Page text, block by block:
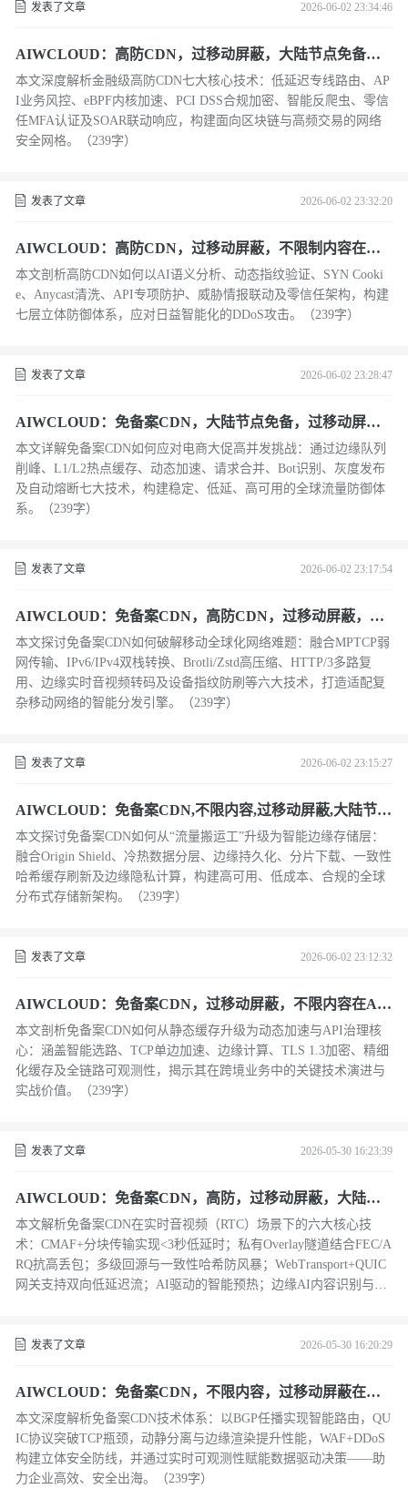
发表了文章 2026-06-02 23:34:46
AIWCLOUD：高防CDN，过移动屏蔽，大陆节点免备在
金融级交易系统与API经济中的深度防护
本文深度解析金融级高防CDN七大核心技术：低延迟专线路由、AP
I业务风控、eBPF内核加速、PCI DSS合规加密、智能反爬虫、零信
任MFA认证及SOAR联动响应，构建面向区块链与高频交易的网络
安全网格。（239字）
发表了文章 2026-06-02 23:32:20
AIWCLOUD：高防CDN，过移动屏蔽，不限制内容在应
对新型应用层攻击中的防御进化
本文剖析高防CDN如何以AI语义分析、动态指纹验证、SYN Cooki
e、Anycast清洗、API专项防护、威胁情报联动及零信任架构，构建
七层立体防御体系，应对日益智能化的DDoS攻击。（239字）
发表了文章 2026-06-02 23:28:47
AIWCLOUD：免备案CDN，大陆节点免备，过移动屏
蔽，在电商大促与高并发秒杀场景下的架构博弈
本文详解免备案CDN如何应对电商大促高并发挑战：通过边缘队列
削峰、L1/L2热点缓存、动态加速、请求合并、Bot识别、灰度发布
及自动熔断七大技术，构建稳定、低延、高可用的全球流量防御体
系。（239字）
发表了文章 2026-06-02 23:17:54
AIWCLOUD：免备案CDN，高防CDN，过移动屏蔽，在
移动端弱网优化与IPv6过渡中的技术突围
本文探讨免备案CDN如何破解移动全球化网络难题：融合MPTCP弱
网传输、IPv6/IPv4双栈转换、Brotli/Zstd高压缩、HTTP/3多路复
用、边缘实时音视频转码及设备指纹防刷等六大技术，打造适配复
杂移动网络的智能分发引擎。（239字）
发表了文章 2026-06-02 23:15:27
AIWCLOUD：免备案CDN,不限内容,过移动屏蔽,大陆节点
免备在冷热数据分层策略
本文探讨免备案CDN如何从“流量搬运工”升级为智能边缘存储层：
融合Origin Shield、冷热数据分层、边缘持久化、分片下载、一致性
哈希缓存刷新及边缘隐私计算，构建高可用、低成本、合规的全球
分布式存储新架构。（239字）
发表了文章 2026-06-02 23:12:32
AIWCLOUD：免备案CDN，过移动屏蔽，不限内容在API
加速与微服务治理中的技术实践
本文剖析免备案CDN如何从静态缓存升级为动态加速与API治理核
心：涵盖智能选路、TCP单边加速、边缘计算、TLS 1.3加密、精细
化缓存及全链路可观测性，揭示其在跨境业务中的关键技术演进与
实战价值。（239字）
发表了文章 2026-05-30 16:23:39
AIWCLOUD：免备案CDN，高防，过移动屏蔽，大陆节
点免备赋能实时音视频传输的技术解密
本文解析免备案CDN在实时音视频（RTC）场景下的六大核心技
术：CMAF+分块传输实现<3秒低延时；私有Overlay隧道结合FEC/A
RQ抗高丢包；多级回源与一致性哈希防风暴；WebTransport+QUIC
网关支持双向低延迟流；AI驱动的智能预热；边缘AI内容识别与合
发表了文章 2026-05-30 16:20:29
AIWCLOUD：免备案CDN，不限内容，过移动屏蔽在全
球化业务中的技术演进与实践路径
本文深度解析免备案CDN技术体系：以BGP任播实现智能路由，QU
IC协议突破TCP瓶颈，动静分离与边缘渲染提升性能，WAF+DDoS
构建立体安全防线，并通过实时可观测性赋能数据驱动决策——助
力企业高效、安全出海。（239字）